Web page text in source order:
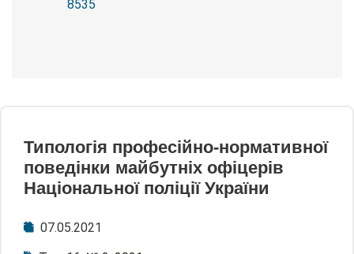
8535
Типологія професійно-нормативної
поведінки майбутніх офіцерів
Національної поліції України
07.05.2021